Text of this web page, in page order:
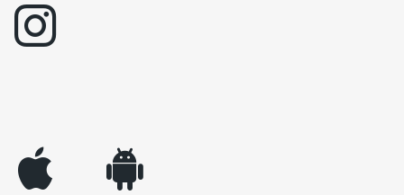
instagram
appleinc android